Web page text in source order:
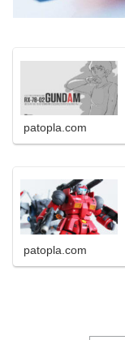
patopla.com
patopla.com